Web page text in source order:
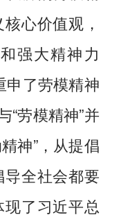
心价值观，
强大精神力
申了劳模精神
“劳模精神”并
神”，从提倡
全社会都要
了习近平总